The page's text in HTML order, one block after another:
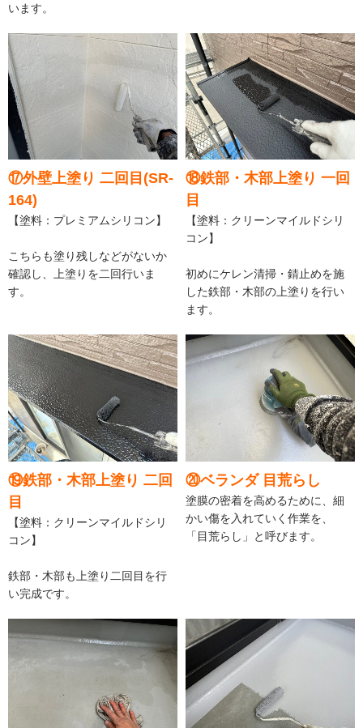
います。
⑰外壁上塗り 二回目(SR-
164)
【塗料：プレミアムシリコン】
こちらも塗り残しなどがないか
確認し、上塗りを二回行いま
す。
⑱鉄部・木部上塗り 一回
目
【塗料：クリーンマイルドシリ
コン】
初めにケレン清掃・錆止めを施
した鉄部・木部の上塗りを行い
ます。
⑲鉄部・木部上塗り 二回
目
【塗料：クリーンマイルドシリ
コン】
鉄部・木部も上塗り二回目を行
い完成です。
⑳ベランダ 目荒らし
塗膜の密着を高めるために、細
かい傷を入れていく作業を、
「目荒らし」と呼びます。